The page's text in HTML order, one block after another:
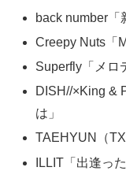
back number「
Creepy Nuts「
Superfly「メロ
DISH//×King &
は」
TAEHYUN（
ILLIT「出逢っ